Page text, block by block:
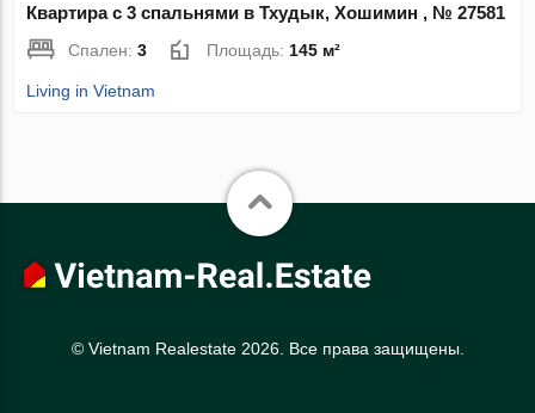
Квартира с 3 спальнями в Тхудык, Хошимин , № 27581
Спален:3 Площадь: 145 м²
Living in Vietnam
© Vietnam Realestate 2026. Все права защищены.